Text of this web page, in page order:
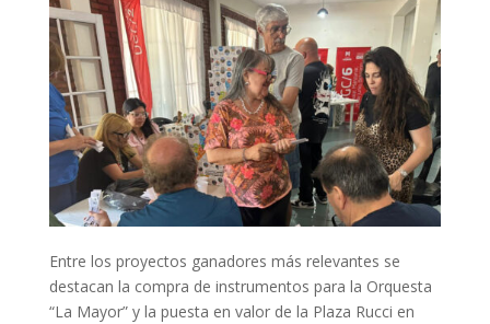
Entre los proyectos ganadores más relevantes se
destacan la compra de instrumentos para la Orquesta
“La Mayor” y la puesta en valor de la Plaza Rucci en